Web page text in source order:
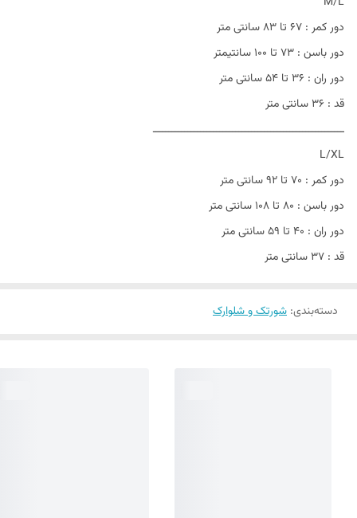
دور کمر : ۶۷ تا ۸۳ سانتی متر
دور باسن : ۷۳ تا ۱۰۰ سانتیمتر
دور ران : ۳۶ تا ۵۴ سانتی متر
قد : ۳۶ سانتی متر
ــــــــــــــــــــــــــــــــــــــــــــــــــــــــــــ
L/XL
دور کمر : ۷۰ تا ۹۲ سانتی متر
دور باسن : ۸۰ تا ۱۰۸ سانتی متر
دور ران : ۴۰ تا ۵۹ سانتی متر
قد : ۳۷ سانتی متر
دسته‌بندی: شورتک و شلوارک